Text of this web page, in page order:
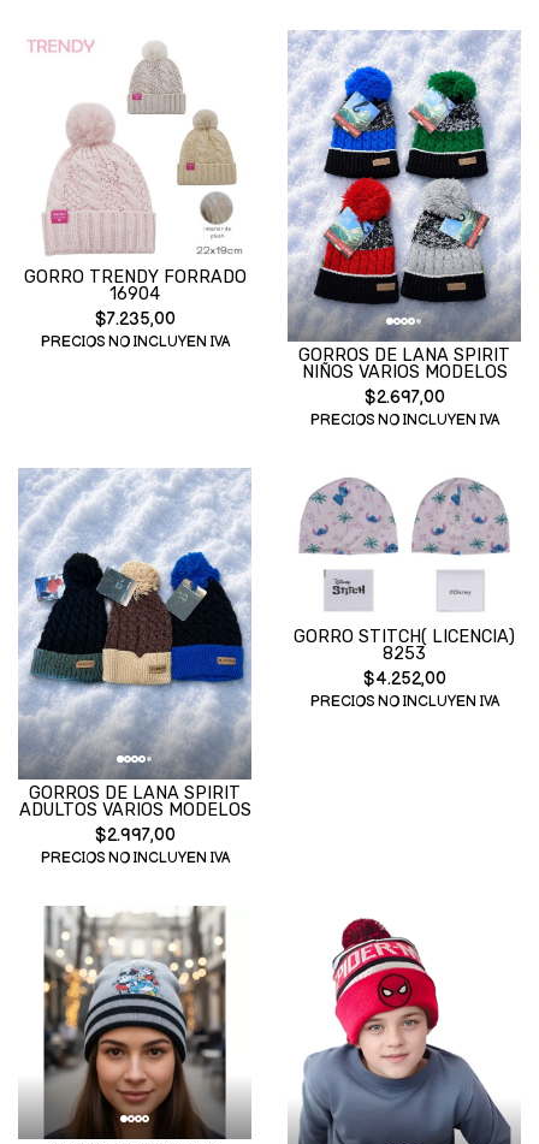
GORRO TRENDY FORRADO
16904
$7.235,00
PRECIOS NO INCLUYEN IVA
GORROS DE LANA SPIRIT
NIÑOS VARIOS MODELOS
$2.697,00
PRECIOS NO INCLUYEN IVA
GORROS DE LANA SPIRIT
ADULTOS VARIOS MODELOS
$2.997,00
PRECIOS NO INCLUYEN IVA
GORRO STITCH( LICENCIA)
8253
$4.252,00
PRECIOS NO INCLUYEN IVA